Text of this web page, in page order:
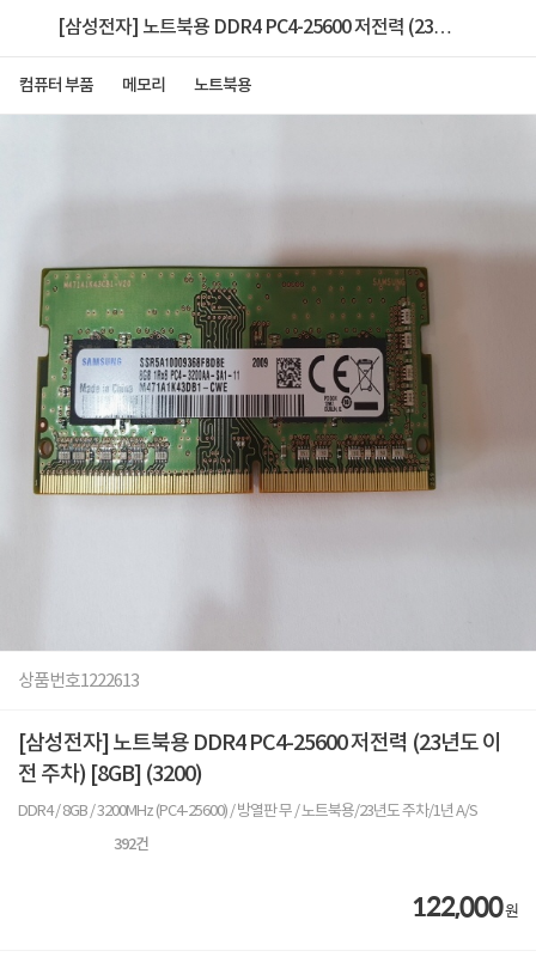
[삼성전자] 노트북용 DDR4 PC4-25600 저전력 (23년
컴퓨터 부품 메모리 노트북용
상품번호1222613
[삼성전자] 노트북용 DDR4 PC4-25600 저전력 (23년도 이
전 주차) [8GB] (3200)
DDR4 / 8GB / 3200MHz (PC4-25600) / 방열판 무 / 노트북용/23년도 주차/1년 A/S
392건
122,000원